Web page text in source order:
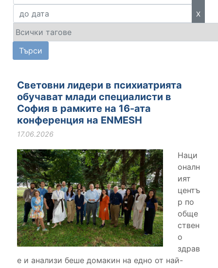
X
Световни лидери в психиатрията
обучават млади специалисти в
София в рамките на 16-ата
конференция на ENMESH
17.06.2026
Наци
оналн
ият
центъ
р по
обще
ствен
о
здрав
е и анализи беше домакин на едно от най-